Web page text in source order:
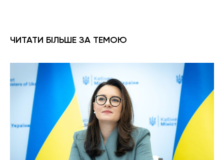
ЧИТАТИ БІЛЬШЕ ЗА ТЕМОЮ